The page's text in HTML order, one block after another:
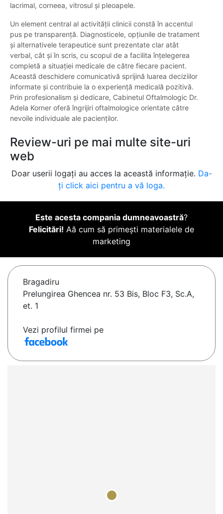
lacrimal, corneea, vitrosul și pleoapele.
Un element central al activității clinicii constă în accentul
pus pe transparență. Diagnosticele, opțiunile de tratament
și alternativele terapeutice sunt prezentate clar atât
verbal, cât și în scris, cu scopul de a facilita înțelegerea
completă a situației medicale de către fiecare pacient.
Această deschidere comunicativă sprijină luarea deciziilor
informate și contribuie la o experiență medicală pozitivă.
Prin profesionalism și dedicare, Cabinetul Oftalmologic Dr.
Adela Korner oferă îngrijiri oftalmologice orientate către
nevoile individuale ale pacienților.
Review-uri pe mai multe site-uri
web
Doar userii logați au acces la această informație. Da-
ți click aici pentru a vă loga.
Este acesta compania dumneavoastră?
Felicitări! Aă cum să primești materialele de
marketing
Bragadiru
Prelungirea Ghencea nr. 53 Bis, Bloc F3, Sc.A,
et. 1
Vezi profilul firmei pe